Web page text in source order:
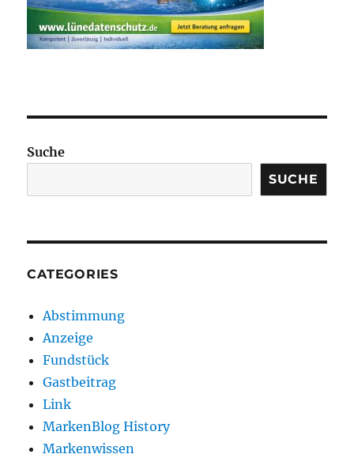
Suche
SUCHE
CATEGORIES
Abstimmung
Anzeige
Fundstück
Gastbeitrag
Link
MarkenBlog History
Markenwissen